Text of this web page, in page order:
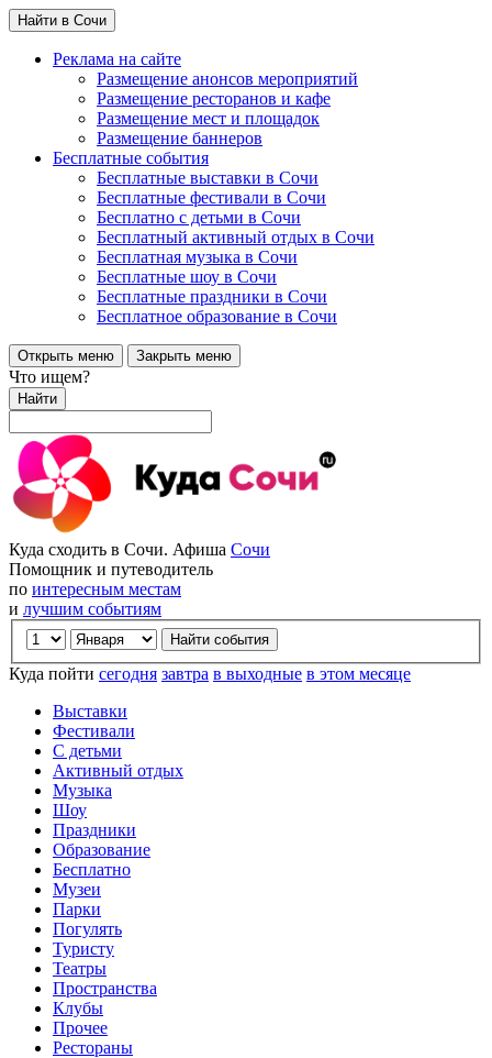
Найти в Сочи
Реклама на сайте
Размещение анонсов мероприятий
Размещение ресторанов и кафе
Размещение мест и площадок
Размещение баннеров
Бесплатные события
Бесплатные выставки в Сочи
Бесплатные фестивали в Сочи
Бесплатно с детьми в Сочи
Бесплатный активный отдых в Сочи
Бесплатная музыка в Сочи
Бесплатные шоу в Сочи
Бесплатные праздники в Сочи
Бесплатное образование в Сочи
Открыть меню Закрыть меню
Что ищем?
Найти
Куда сходить в Сочи. Афиша Сочи
Помощник и путеводитель
по интересным местам
и лучшим событиям
Куда пойти сегодня завтра в выходные в этом месяце
Выставки
Фестивали
С детьми
Активный отдых
Музыка
Шоу
Праздники
Образование
Бесплатно
Музеи
Парки
Погулять
Туристу
Театры
Пространства
Клубы
Прочее
Рестораны